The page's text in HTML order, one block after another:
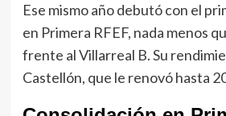
Ese mismo año debutó con el
en Primera RFEF, nada menos
frente al Villarreal B. Su
Castellón, que le renovó hasta